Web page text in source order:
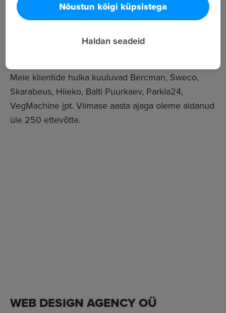
mis aitab ettevõtetel saavutada oma ärieesmärke.
Arendame e-poode, veebipõhiseid
iseteenindusplatvorme ning korporatiivseid
Meie klientide hulka kuuluvad Bercman, Sweco,
Skarabeus, Hiieko, Balti Puurkaev, Parkla24,
VegMachine jpt. Viimase aasta ajaga oleme aidanud
üle 250 ettevõtte.
WEB DESIGN AGENCY OÜ
Nõustun kõigi küpsistega
Haldan seadeid